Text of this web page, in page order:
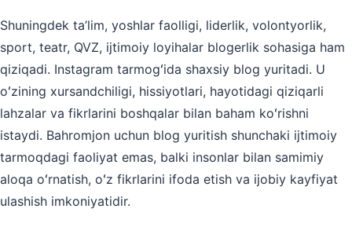
Shuningdek ta’lim, yoshlar faolligi, liderlik, volontyorlik,
sport, teatr, QVZ, ijtimoiy loyihalar blogerlik sohasiga ham
qiziqadi. Instagram tarmogʻida shaxsiy blog yuritadi. U
oʻzining xursandchiligi, hissiyotlari, hayotidagi qiziqarli
lahzalar va fikrlarini boshqalar bilan baham koʻrishni
istaydi. Bahromjon uchun blog yuritish shunchaki ijtimoiy
tarmoqdagi faoliyat emas, balki insonlar bilan samimiy
aloqa oʻrnatish, oʻz fikrlarini ifoda etish va ijobiy kayfiyat
ulashish imkoniyatidir.